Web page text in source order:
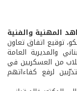
المهنية والفنية
توقيع اتفاق تعاون
والمديرية العامة
من العسكريين في
لرفع كفاءاتهم